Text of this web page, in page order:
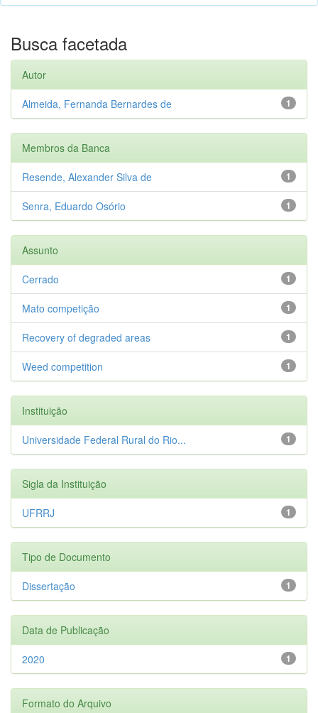
Busca facetada
Autor
1
Almeida, Fernanda Bernardes de
Membros da Banca
1
Resende, Alexander Silva de
1
Senra, Eduardo Osório
Assunto
1
Cerrado
1
Mato competição
1
Recovery of degraded areas
1
Weed competition
Instituição
1
Universidade Federal Rural do Rio...
Sigla da Instituição
1
UFRRJ
Tipo de Documento
1
Dissertação
Data de Publicação
1
2020
Formato do Arquivo